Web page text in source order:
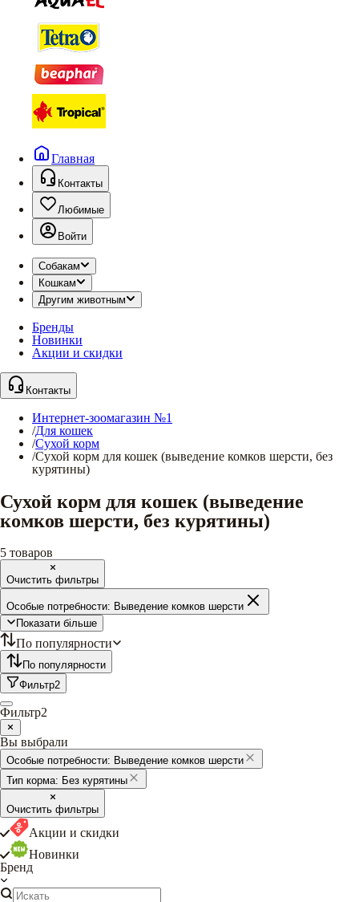
Главная
Контакты
Любимые
Войти
Собакам
Кошкам
Другим животным
Бренды
Новинки
Акции и скидки
Контакты
Интернет-зоомагазин №1
/Для кошек
/Сухой корм
/Сухой корм для кошек (выведение комков шерсти, без
курятины)
Сухой корм для кошек (выведение
комков шерсти, без курятины)
5 товаров
Очистить фильтры
Особые потребности: Выведение комков шерсти
Показати більше
По популярности
По популярности
Фильтр2
Фильтр2
Вы выбрали
Особые потребности: Выведение комков шерсти
Тип корма: Без курятины
Очистить фильтры
Акции и скидки
Новинки
Бренд